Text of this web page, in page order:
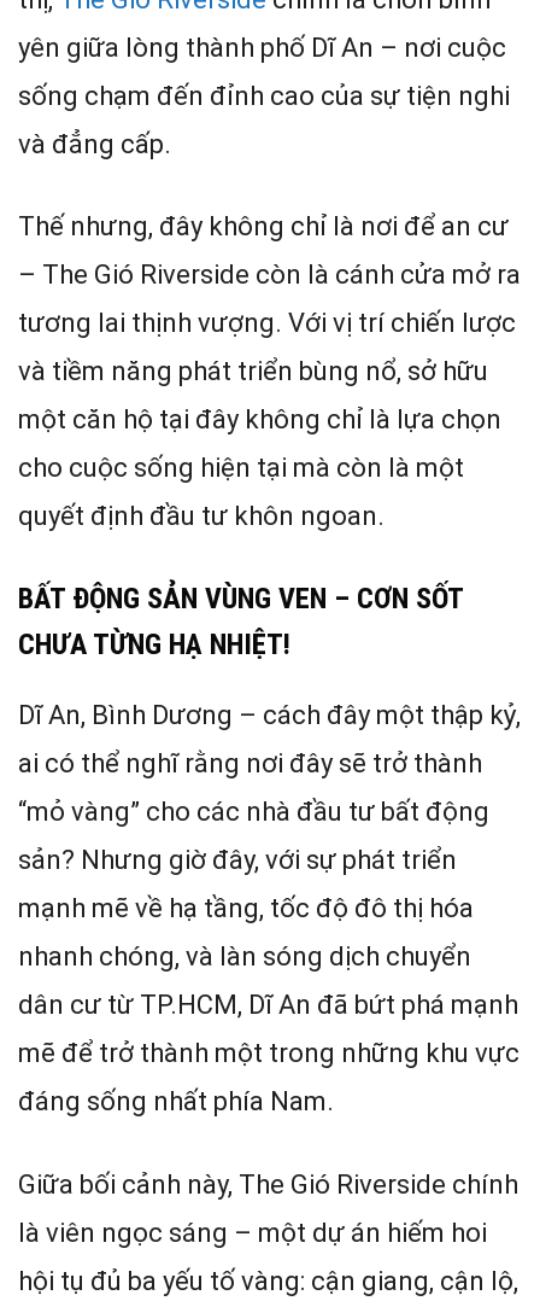
yên giữa lòng thành phố Dĩ An – nơi cuộc
sống chạm đến đỉnh cao của sự tiện nghi
và đẳng cấp.
Thế nhưng, đây không chỉ là nơi để an cư
– The Gió Riverside còn là cánh cửa mở ra
tương lai thịnh vượng. Với vị trí chiến lược
và tiềm năng phát triển bùng nổ, sở hữu
một căn hộ tại đây không chỉ là lựa chọn
cho cuộc sống hiện tại mà còn là một
quyết định đầu tư khôn ngoan.
BẤT ĐỘNG SẢN VÙNG VEN – CƠN SỐT
CHƯA TỪNG HẠ NHIỆT!
Dĩ An, Bình Dương – cách đây một thập kỷ,
ai có thể nghĩ rằng nơi đây sẽ trở thành
“mỏ vàng” cho các nhà đầu tư bất động
sản? Nhưng giờ đây, với sự phát triển
mạnh mẽ về hạ tầng, tốc độ đô thị hóa
nhanh chóng, và làn sóng dịch chuyển
dân cư từ TP.HCM, Dĩ An đã bứt phá mạnh
mẽ để trở thành một trong những khu vực
đáng sống nhất phía Nam.
Giữa bối cảnh này, The Gió Riverside chính
là viên ngọc sáng – một dự án hiếm hoi
hội tụ đủ ba yếu tố vàng: cận giang, cận lộ,